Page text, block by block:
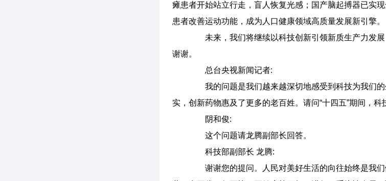
瘫患者开始站立行走，盲人恢复光感；国产脑起搏器已实
患者改善运动功能，成为人口健康领域高质量发展新引擎。
未来，我们将继续以科技创新引领新质生产力发展
谢谢。
总台央视新闻记者:
我的问题是我们越来越深切地感受到科技为我们的
实，创新药物惠及了更多的老百姓。请问“十四五”期间，
阴和俊:
这个问题请龙腾副部长回答。
科技部副部长 龙腾:
谢谢您的提问。人民对美好生活的向往始终是我们